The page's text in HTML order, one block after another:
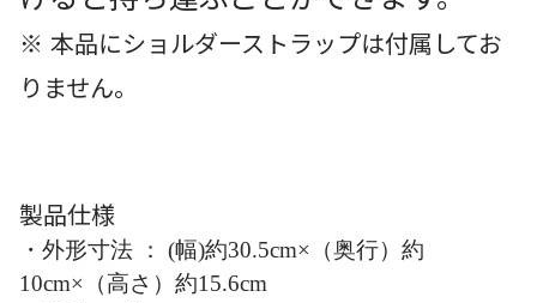
※ 本品にショルダーストラップは付属してお
りません。
製品仕様
・外形寸法 ： (幅)約30.5cm×（奥行）約
10cm×（高さ）約15.6cm